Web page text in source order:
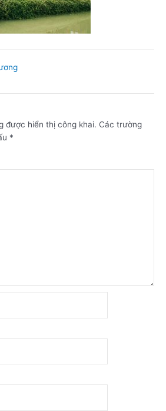
được hiển thị công khai. Các trường
*